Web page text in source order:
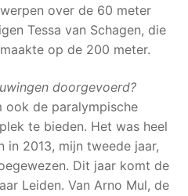
over de 60 meter
Tessa van Schagen, die
op de 200 meter.
doorgevoerd?
ook de paralympische
te bieden. Het was heel
in 2013, mijn tweede jaar,
Dit jaar komt de
Leiden. Van Arno Mul, de